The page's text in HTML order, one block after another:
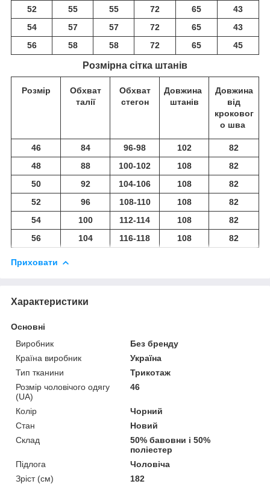
52 55 55 72 65
43
54
57 57 72 65
43
56
58 58 72 65 45
Розмірна сітка штанів
Розмір
Обхват
талії
Обхват
стегон
Довжина
штанів
Довжина
від
кроковог
о шва
46 84 96-98 102
82
48
88 100-102 108
82
50
92 104-106 108
82
52
96 108-110 108
82
54
100 112-114 108
82
56
104 116-118 108 82
Приховати
Характеристики
Основні
Виробник
Без бренду
Країна виробник
Україна
Тип тканини
Трикотаж
Розмір чоловічого одягу
(UA)
46
Колір
Чорний
Стан
Новий
Склад
50% бавовни і 50%
поліестер
Підлога
Чоловіча
Зріст (см)
182